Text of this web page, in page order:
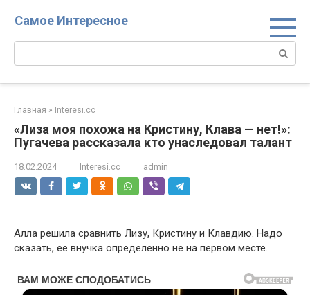
Самое Интересное
Поиск:
Главная » Interesi.cc
«Лиза моя похожа на Кристину, Клава — нет!»:
Пугачева рассказала кто унаследовал талант
18.02.2024 Interesi.cc admin
Алла решила сравнить Лизу, Кристину и Клавдию. Надо
сказать, ее внучка определенно не на первом месте.